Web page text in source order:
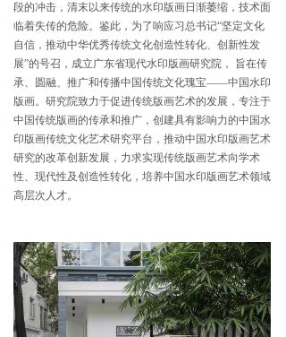
段的冲击，清末以来传统的水印版画日渐萎缩，技术面
临着失传的危险。鉴此，为了响应习总书记“坚定文化
自信，推动中华优秀传统文化创造性转化、创新性发
展”的号召，成立广东省现代水印版画研究院， 旨在传
承、圆融、推广和传播中国传统文化瑰宝——中国水印
版画。研究院致力于促进传统版画艺术的发展，专注于
中国传统版画的传承和推广，创建具有影响力的中国水
印版画传统文化艺术研究平台，推动中国水印版画艺术
研究的改革创新发展，力求实现传统版画艺术向学术
性、现代性及创造性转化，培养中国水印版画艺术领域
高层次人才。